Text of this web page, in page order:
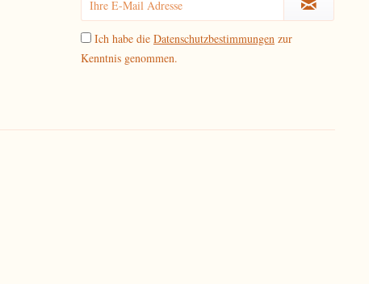
Ich habe die Datenschutzbestimmungen zur
Kenntnis genommen.